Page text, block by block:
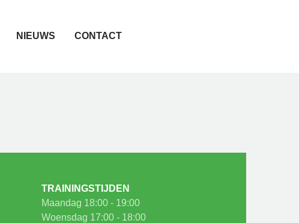
NIEUWS CONTACT
TRAININGSTIJDEN
Maandag 18:00 - 19:00
Woensdag 17:00 - 18:00